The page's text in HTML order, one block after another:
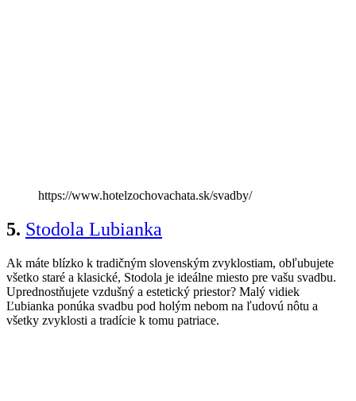
https://www.hotelzochovachata.sk/svadby/
5. Stodola Lubianka
Ak máte blízko k tradičným slovenským zvyklostiam, obľubujete
všetko staré a klasické, Stodola je ideálne miesto pre vašu svadbu.
Uprednostňujete vzdušný a estetický priestor? Malý vidiek
Ľubianka ponúka svadbu pod holým nebom na ľudovú nôtu a
všetky zvyklosti a tradície k tomu patriace.